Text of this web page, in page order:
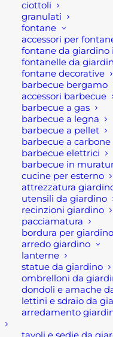
ciottoli
granulati
fontane
accessori per
fontane da giardino
fontanelle da
fontane decorative
barbecue bergamo
accessori barbecue
barbecue a gas
barbecue a legna
barbecue a pellet
barbecue a carbone
barbecue elettrici
barbecue in
cucine per esterno
attrezzatura
utensili da giardino
recinzioni giardino
pacciamatura
bordura per giardino
arredo giardino
lanterne
statue da giardino
ombrelloni da
dondoli e amache
lettini e sdraio da
arredamento
QUOTA
ZERO
quantità
SKU
Categorie
Brand
Descrizione
Quota zero